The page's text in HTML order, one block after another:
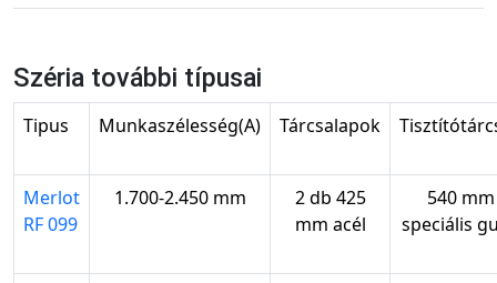
Széria további típusai
Tipus Munkaszélesség(A) Tárcsalapok
Merlot
RF 099
1.700-2.450 mm
2 db 425
mm acél
540 mm
speciális